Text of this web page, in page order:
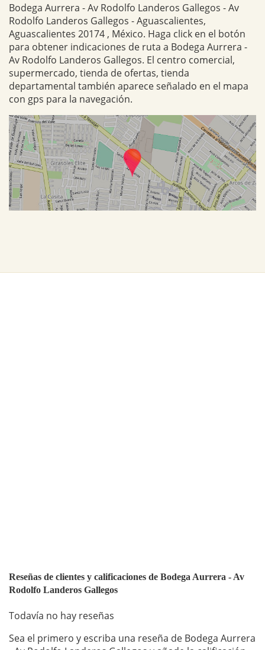
Bodega Aurrera - Av Rodolfo Landeros Gallegos - Av
Rodolfo Landeros Gallegos - Aguascalientes,
Aguascalientes 20174 , México. Haga click en el botón
para obtener indicaciones de ruta a Bodega Aurrera -
Av Rodolfo Landeros Gallegos. El centro comercial,
supermercado, tienda de ofertas, tienda
departamental también aparece señalado en el mapa
con gps para la navegación.
Reseñas de clientes y calificaciones de Bodega Aurrera - Av
Rodolfo Landeros Gallegos
Todavía no hay reseñas
Sea el primero y escriba una reseña de Bodega Aurrera